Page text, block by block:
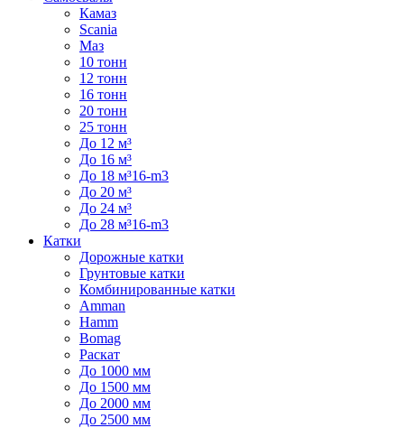
Камаз
Scania
Маз
10 тонн
12 тонн
16 тонн
20 тонн
25 тонн
До 12 м³
До 16 м³
До 18 м³16-m3
До 20 м³
До 24 м³
До 28 м³16-m3
Катки
Дорожные катки
Грунтовые катки
Комбинированные катки
Amman
Hamm
Bomag
Раскат
До 1000 мм
До 1500 мм
До 2000 мм
До 2500 мм